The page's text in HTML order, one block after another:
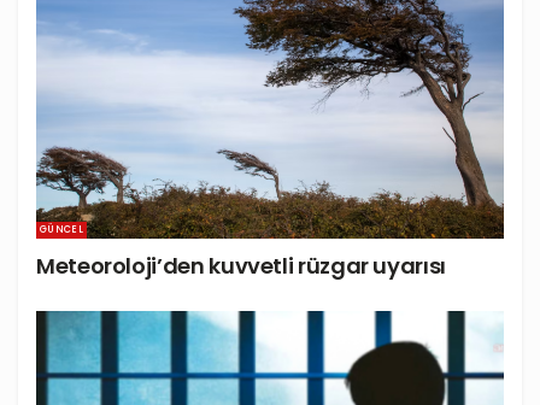
GÜNCEL
Meteoroloji’den kuvvetli rüzgar uyarısı